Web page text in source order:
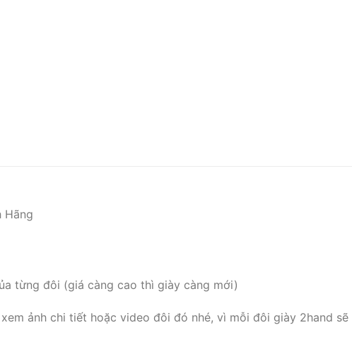
Hãng
từng đôi (giá càng cao thì giày càng mới)
ảnh chi tiết hoặc video đôi đó nhé, vì mỗi đôi giày 2hand